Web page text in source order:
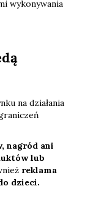
wykonywania
na działania
nagród ani
lub
reklama
dzieci.